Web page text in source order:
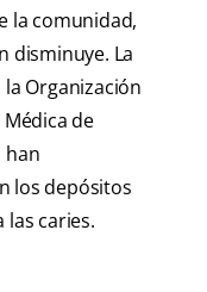
la comunidad,
disminuye. La
la Organización
de
han
los depósitos
las caries.